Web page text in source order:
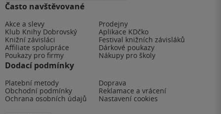
Často navštěvované
Akce a slevy
Prodejny
Klub Knihy Dobrovský
Aplikace KDčko
Knižní závisláci
Festival knižních závisláků
Affiliate spolupráce
Dárkové poukazy
Poukazy pro firmy
Nákupy pro školy
Dodací podmínky
Platební metody
Doprava
Obchodní podmínky
Reklamace a vrácení
Ochrana osobních údajů
Nastavení cookies